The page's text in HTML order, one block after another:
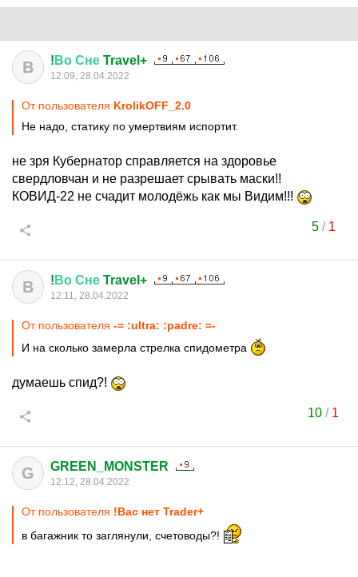
В ! Во Сне Travel+
12:09, 28.04.2022
От пользователя KrolikOFF_2.0
Не надо, статику по умертвиям испортит.
не зря Кубернатор справляется на здоровье
свердловчан и не разрешает срывать маски!!
КОВИД-22 не счадит молодёжь как мы Видим!!!
5/ 1
В ! Во Сне Travel+
12:11, 28.04.2022
От пользователя -= :ultra: :padre: =-
И на сколько замерла стрелка спидометра
думаешь спид?!
10 / 1
G GREEN_MONSTER
12:12, 28.04.2022
От пользователя !Вас нет Trader+
в багажник то заглянули, счетоводы?!